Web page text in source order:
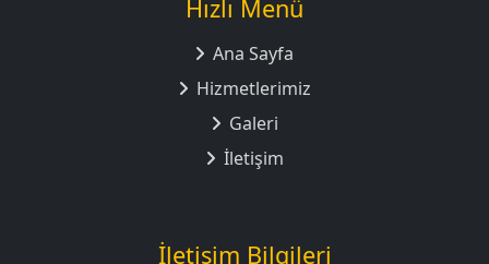
Hızlı Menü
Ana Sayfa
Hizmetlerimiz
Galeri
İletişim
İletişim Bilgileri